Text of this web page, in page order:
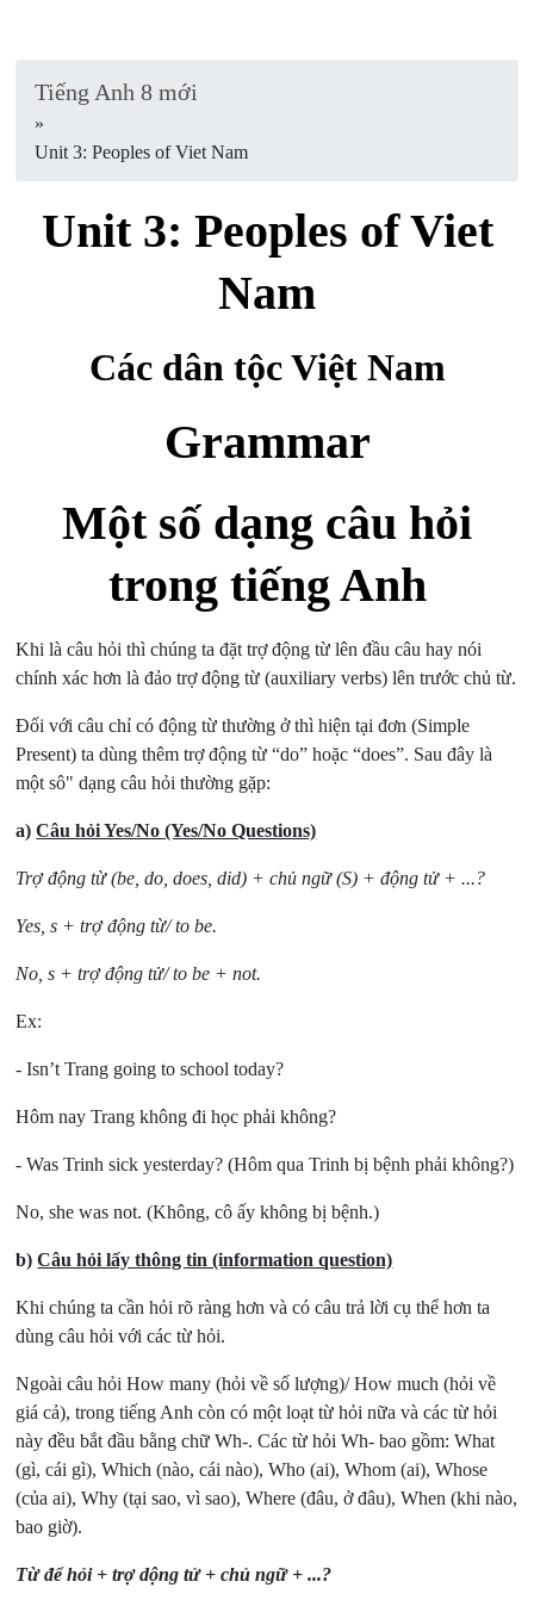
Tiếng Anh 8 mới
»
Unit 3: Peoples of Viet Nam
Unit 3: Peoples of Viet
Nam
Các dân tộc Việt Nam
Grammar
Một số dạng câu hỏi
trong tiếng Anh
Khi là câu hỏi thì chúng ta đặt trợ động từ lên đầu câu hay nói
chính xác hơn là đảo trợ động từ (auxiliary verbs) lên trước chủ từ.
Đối với câu chỉ có động từ thường ở thì hiện tại đơn (Simple
Present) ta dùng thêm trợ động từ “do” hoặc “does”. Sau đây là
một sô" dạng câu hỏi thường gặp:
a)Câu hỏi Yes/No (Yes/No Questions)
Trợ động từ (be, do, does, did) + chủ ngữ (S) + động tử + ...?
Yes, s + trợ động từ/ to be.
No, s + trợ động tử/ to be + not.
Ex:
- Isn’t Trang going to school today?
Hôm nay Trang không đi học phải không?
- Was Trinh sick yesterday? (Hôm qua Trinh bị bệnh phải không?)
No, she was not. (Không, cô ấy không bị bệnh.)
b)Câu hỏi lấy thông tin (information question)
Khi chúng ta cần hỏi rõ ràng hơn và có câu trả lời cụ thể hơn ta
dùng câu hỏi với các từ hỏi.
Ngoài câu hỏi How many (hỏi về số lượng)/ How much (hỏi về
giá cả), trong tiếng Anh còn có một loạt từ hỏi nữa và các từ hỏi
này đều bắt đầu bằng chữ Wh-. Các từ hỏi Wh- bao gồm: What
(gì, cái gì), Which (nào, cái nào), Who (ai), Whom (ai), Whose
(của ai), Why (tại sao, vì sao), Where (đâu, ở đâu), When (khi nào,
bao giờ).
Từ để hỏi + trợ dộng tử + chủ ngữ + ...?